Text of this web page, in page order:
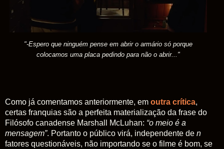
"-Espero que ninguém pense em abrir o armário só porque
colocamos uma placa pedindo para não o abrir..."
Como já comentamos anteriormente, em outra crítica,
certas franquias são a perfeita materialização da frase do
Filósofo canadense Marshall McLuhan: “o meio é a
mensagem”. Portanto o público virá, independente de n
fatores questionáveis, não importando se o filme é bom, se